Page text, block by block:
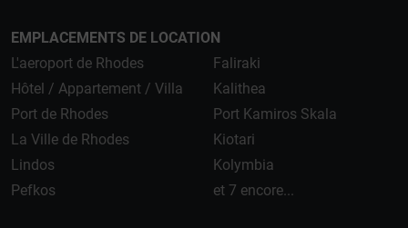
EMPLACEMENTS DE LOCATION
L'aeroport de Rhodes
Hôtel / Appartement / Villa
Port de Rhodes
La Ville de Rhodes
Lindos
Pefkos
Faliraki
Kalithea
Port Kamiros Skala
Kiotari
Kolymbia
et 7 encore...